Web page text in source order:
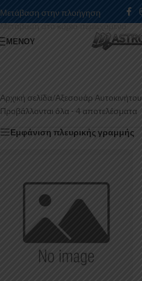
Μετάβαση στην πλοήγηση
Μετάβαση στο κύριο περιεχόμενο
ΜΕΝΟΎ
Αρχική σελίδα/Αξεσουάρ Αυτοκινήτου
Προβάλλονται όλα - 4 αποτελέσματα
Εμφάνιση πλευρικής γραμμής